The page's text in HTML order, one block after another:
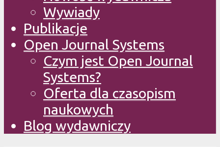
Wywiady
Publikacje
Open Journal Systems
Czym jest Open Journal
Systems?
Oferta dla czasopism
naukowych
Blog wydawniczy